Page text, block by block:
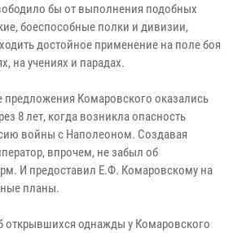
бы от выполнения подобных
боеспособные полки и дивизии,
достойное применение на поле боя
на учениях и парадах.
предложения Комаровского оказались
8 лет, когда возникла опасность
войны с Наполеоном. Создавая
впрочем, не забыл об
И предоставил Е.Ф. Комаровскому на
планы.
открывшихся однажды у Комаровского